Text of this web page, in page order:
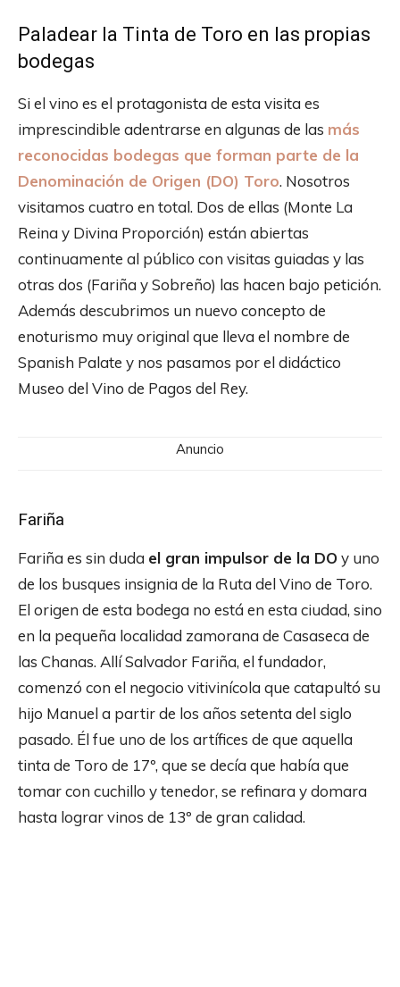
Paladear la Tinta de Toro en las propias
bodegas
Si el vino es el protagonista de esta visita es
imprescindible adentrarse en algunas de las más
reconocidas bodegas que forman parte de la
Denominación de Origen (DO) Toro. Nosotros
visitamos cuatro en total. Dos de ellas (Monte La
Reina y Divina Proporción) están abiertas
continuamente al público con visitas guiadas y las
otras dos (Fariña y Sobreño) las hacen bajo petición.
Además descubrimos un nuevo concepto de
enoturismo muy original que lleva el nombre de
Spanish Palate y nos pasamos por el didáctico
Museo del Vino de Pagos del Rey.
Anuncio
Fariña
Fariña es sin duda el gran impulsor de la DO y uno
de los busques insignia de la Ruta del Vino de Toro.
El origen de esta bodega no está en esta ciudad, sino
en la pequeña localidad zamorana de Casaseca de
las Chanas. Allí Salvador Fariña, el fundador,
comenzó con el negocio vitivinícola que catapultó su
hijo Manuel a partir de los años setenta del siglo
pasado. Él fue uno de los artífices de que aquella
tinta de Toro de 17º, que se decía que había que
tomar con cuchillo y tenedor, se refinara y domara
hasta lograr vinos de 13º de gran calidad.